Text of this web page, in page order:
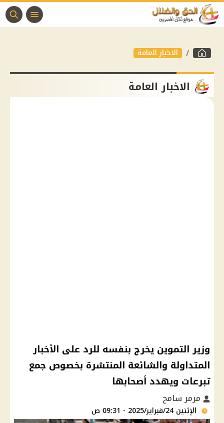
الاخبار العامة
الاخبار العامة
وزير التموين يخرج بنفسه للرد على الأخبار
المتداولة والشائعة المنتشرة بخصوص جمع
تبرعات ويهدد أصحابها
مرمر سامح
الإثنين 24/فبراير/2025 - 09:31 ص